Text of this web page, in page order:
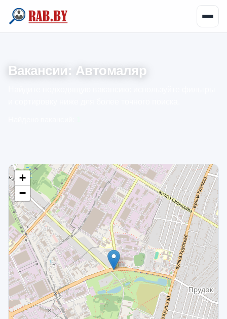
Вакансии: Автомаляр
+
−